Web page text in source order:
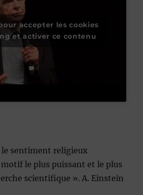
accepter les cookies
et activer ce contenu
le sentiment religieux
le plus puissant et le plus
scientifique ». A. Einstein